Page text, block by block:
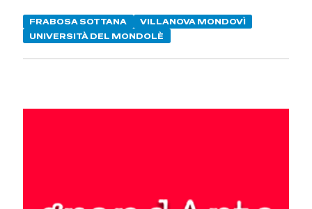
FRABOSA SOTTANA
VILLANOVA MONDOVÌ
UNIVERSITÀ DEL MONDOLÈ